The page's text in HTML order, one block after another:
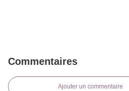
Commentaires
Ajouter un commentaire